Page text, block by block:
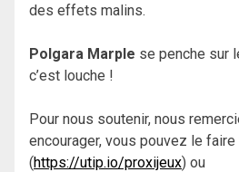
des effets malins.
Polgara Marple se penche sur
c’est louche !
Pour nous soutenir, nous
encourager, vous pouvez le faire
(https://utip.io/proxijeux) ou